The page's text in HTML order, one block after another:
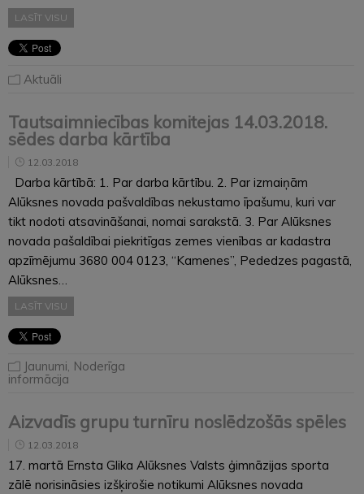
LASĪT VISU
Aktuāli
Tautsaimniecības komitejas 14.03.2018.
sēdes darba kārtība
12.03.2018
Darba kārtībā: 1. Par darba kārtību. 2. Par izmaiņām
Alūksnes novada pašvaldības nekustamo īpašumu, kuri var
tikt nodoti atsavināšanai, nomai sarakstā. 3. Par Alūksnes
novada pašaldībai piekritīgas zemes vienības ar kadastra
apzīmējumu 3680 004 0123, “Kamenes”, Pededzes pagastā,
Alūksnes…
LASĪT VISU
Jaunumi Noderīga
informācija
Aizvadīs grupu turnīru noslēdzošās spēles
12.03.2018
17. martā Ernsta Glika Alūksnes Valsts ģimnāzijas sporta
zālē norisināsies izšķirošie notikumi Alūksnes novada